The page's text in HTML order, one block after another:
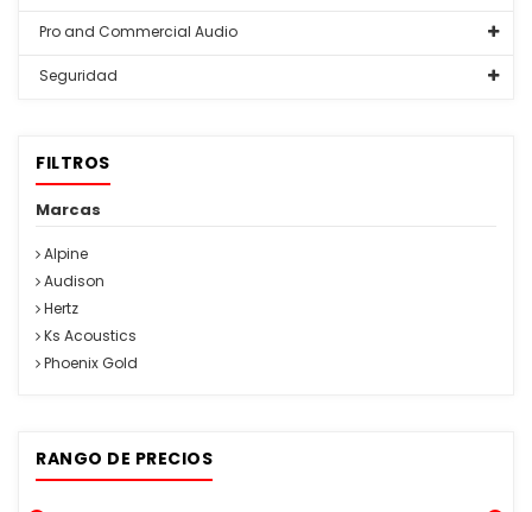
Pro and Commercial Audio
Seguridad
FILTROS
Marcas
Alpine
Audison
Hertz
Ks Acoustics
Phoenix Gold
RANGO DE PRECIOS